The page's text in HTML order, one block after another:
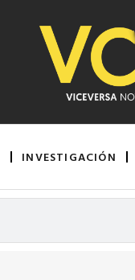
INVESTIGACIÓN